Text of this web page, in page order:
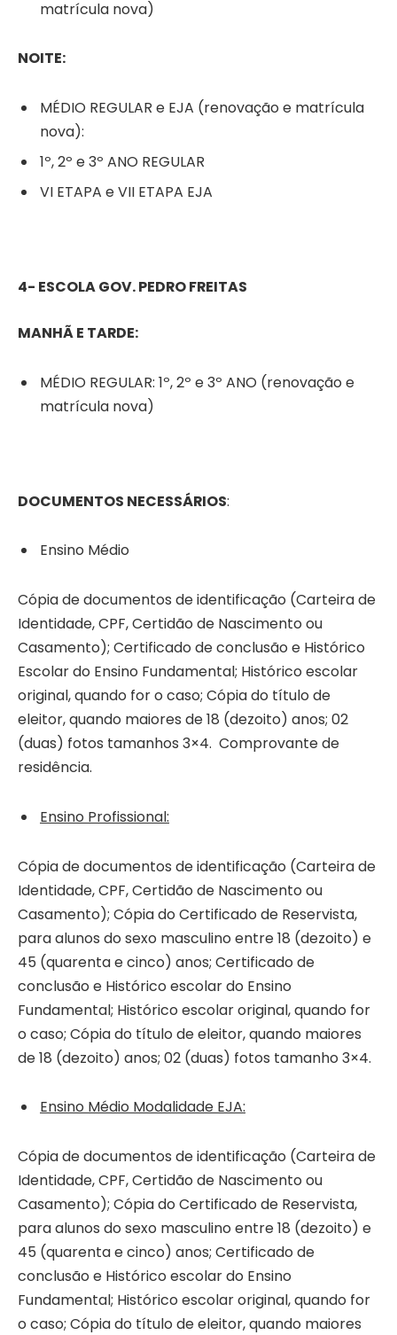
matrícula nova)
NOITE:
MÉDIO REGULAR e EJA (renovação e matrícula
nova):
1º, 2º e 3º ANO REGULAR
VI ETAPA e VII ETAPA EJA
4- ESCOLA GOV. PEDRO FREITAS
MANHÃ E TARDE:
MÉDIO REGULAR: 1º, 2º e 3º ANO (renovação e
matrícula nova)
DOCUMENTOS NECESSÁRIOS:
Ensino Médio
Cópia de documentos de identificação (Carteira de
Identidade, CPF, Certidão de Nascimento ou
Casamento); Certificado de conclusão e Histórico
Escolar do Ensino Fundamental; Histórico escolar
original, quando for o caso; Cópia do título de
eleitor, quando maiores de 18 (dezoito) anos; 02
(duas) fotos tamanhos 3×4. Comprovante de
residência.
Ensino Profissional:
Cópia de documentos de identificação (Carteira de
Identidade, CPF, Certidão de Nascimento ou
Casamento); Cópia do Certificado de Reservista,
para alunos do sexo masculino entre 18 (dezoito) e
45 (quarenta e cinco) anos; Certificado de
conclusão e Histórico escolar do Ensino
Fundamental; Histórico escolar original, quando for
o caso; Cópia do título de eleitor, quando maiores
de 18 (dezoito) anos; 02 (duas) fotos tamanho 3×4.
Ensino Médio Modalidade EJA:
Cópia de documentos de identificação (Carteira de
Identidade, CPF, Certidão de Nascimento ou
Casamento); Cópia do Certificado de Reservista,
para alunos do sexo masculino entre 18 (dezoito) e
45 (quarenta e cinco) anos; Certificado de
conclusão e Histórico escolar do Ensino
Fundamental; Histórico escolar original, quando for
o caso; Cópia do título de eleitor, quando maiores